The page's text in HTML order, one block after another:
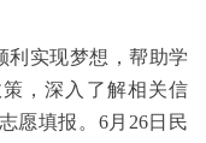
实现梦想，帮助学
，深入了解相关信
愿填报。6月26日民